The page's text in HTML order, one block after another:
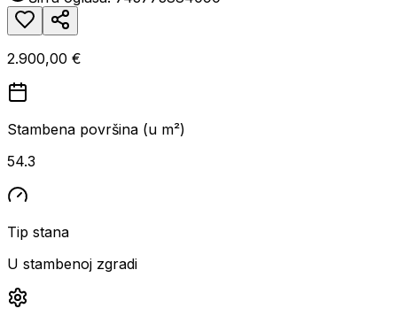
2.900,00 €
Stambena površina (u m²)
54.3
Tip stana
U stambenoj zgradi